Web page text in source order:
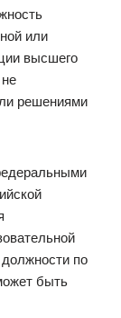
или
высшего
решениями
по
быть